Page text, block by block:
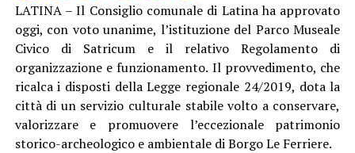
LATINA – Il Consiglio comunale di Latina ha approvato
oggi, con voto unanime, l’istituzione del Parco Museale
Civico di Satricum e il relativo Regolamento di
organizzazione e funzionamento. Il provvedimento, che
ricalca i disposti della Legge regionale 24/2019, dota la
città di un servizio culturale stabile volto a conservare,
valorizzare e promuovere l’eccezionale patrimonio
storico-archeologico e ambientale di Borgo Le Ferriere.